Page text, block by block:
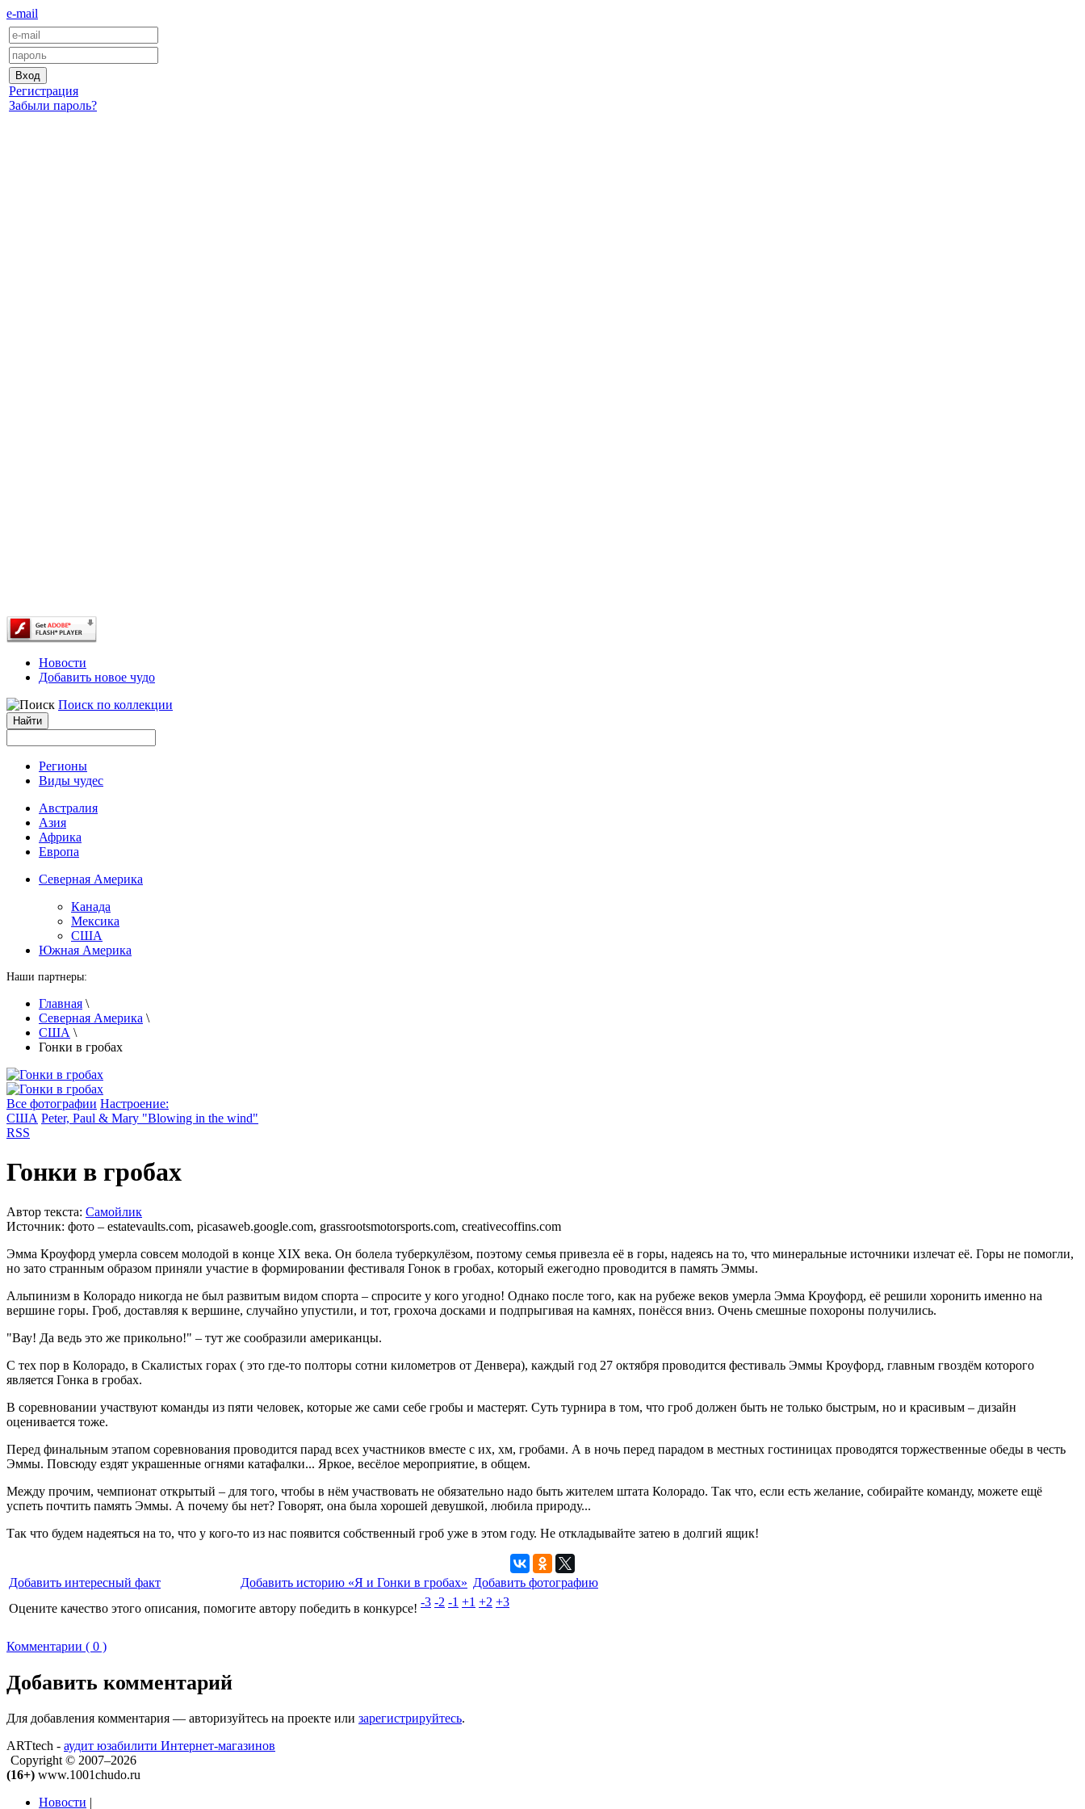
e-mail
Регистрация
Забыли пароль?
Новости
Добавить новое чудо
Поиск по коллекции
Регионы
Виды чудес
Австралия
Азия
Африка
Европа
Северная Америка
Канада
Мексика
США
Южная Америка
Наши партнеры:
Главная \
Северная Америка \
США \
Гонки в гробах
Все фотографии Настроение:
США Peter, Paul & Mary "Blowing in the wind"
RSS
Гонки в гробах
Автор текста: Самойлик
Источник: фото – estatevaults.com, picasaweb.google.com, grassrootsmotorsports.com, creativecoffins.com
Эмма Кроуфорд умерла совсем молодой в конце XIX века. Он болела туберкулёзом, поэтому семья привезла её в горы, надеясь на то, что минеральные источники излечат её. Горы не помогли,
но зато странным образом приняли участие в формировании фестиваля Гонок в гробах, который ежегодно проводится в память Эммы.
Альпинизм в Колорадо никогда не был развитым видом спорта – спросите у кого угодно! Однако после того, как на рубеже веков умерла Эмма Кроуфорд, её решили хоронить именно на
вершине горы. Гроб, доставляя к вершине, случайно упустили, и тот, грохоча досками и подпрыгивая на камнях, понёсся вниз. Очень смешные похороны получились.
"Вау! Да ведь это же прикольно!" – тут же сообразили американцы.
С тех пор в Колорадо, в Скалистых горах ( это где-то полторы сотни километров от Денвера), каждый год 27 октября проводится фестиваль Эммы Кроуфорд, главным гвоздём которого
является Гонка в гробах.
В соревновании участвуют команды из пяти человек, которые же сами себе гробы и мастерят. Суть турнира в том, что гроб должен быть не только быстрым, но и красивым – дизайн
оценивается тоже.
Перед финальным этапом соревнования проводится парад всех участников вместе с их, хм, гробами. А в ночь перед парадом в местных гостиницах проводятся торжественные обеды в честь
Эммы. Повсюду ездят украшенные огнями катафалки... Яркое, весёлое мероприятие, в общем.
Между прочим, чемпионат открытый – для того, чтобы в нём участвовать не обязательно надо быть жителем штата Колорадо. Так что, если есть желание, собирайте команду, можете ещё
успеть почтить память Эммы. А почему бы нет? Говорят, она была хорошей девушкой, любила природу...
Так что будем надеяться на то, что у кого-то из нас появится собственный гроб уже в этом году. Не откладывайте затею в долгий ящик!
Добавить интересный факт Добавить историю «Я и Гонки в гробах» Добавить фотографию
Оцените качество этого описания, помогите автору победить в конкурсе! -3 -2 -1 +1 +2 +3
Комментарии ( 0 )
Добавить комментарий
Для добавления комментария — авторизуйтесь на проекте или зарегистрируйтесь.
ARTtech - аудит юзабилити Интернет-магазинов
Copyright © 2007–2026
(16+) www.1001chudo.ru
Новости |